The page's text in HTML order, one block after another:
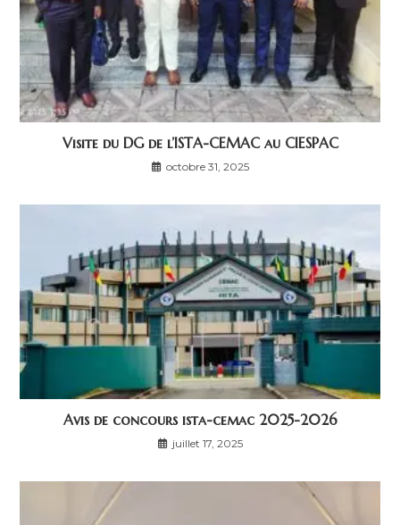
Visite du DG de l’ISTA-CEMAC au CIESPAC
octobre 31, 2025
Avis de concours ista-cemac 2025-2026
juillet 17, 2025